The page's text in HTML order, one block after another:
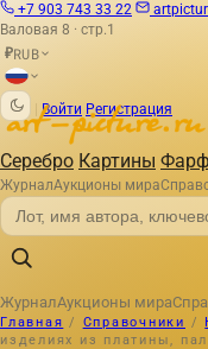
+7 903 743 33 22
Валовая 8 · стр.1
₽RUB
Войти Регистрация
Серебро Картины
ЖурналАукционы мира
ЖурналАукционы мира
Главная / Справочники /
изделиях из платины,